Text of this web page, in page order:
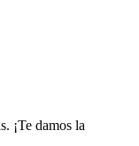
¡Te damos la